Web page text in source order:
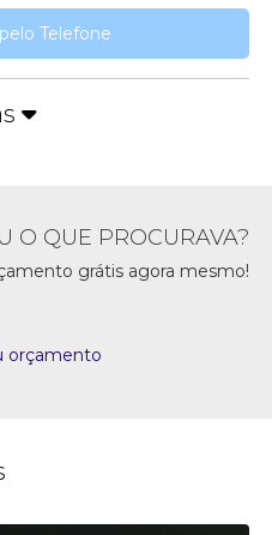
Telefone
O QUE PROCURAVA?
grátis agora mesmo!
orçamento